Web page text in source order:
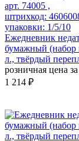
арт. 74005 ,
штрихкод:
упаковки: 1/5/10
Ежедневник
бумажный
л., твёрдый
розничная цена
1 214 ₽